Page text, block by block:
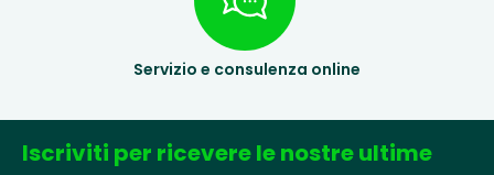
Servizio e consulenza online
Iscriviti per ricevere le nostre ultime